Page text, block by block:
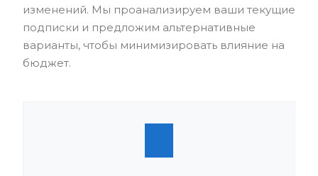
изменений. Мы проанализируем ваши текущие
подписки и предложим альтернативные
варианты, чтобы минимизировать влияние на
бюджет.